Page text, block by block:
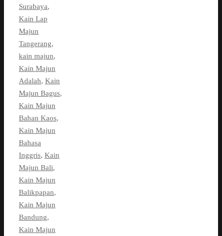
Surabaya,
Kain Lap
Majun
Tangerang,
kain majun,
Kain Majun
Adalah, Kain
Majun Bagus,
Kain Majun
Bahan Kaos,
Kain Majun
Bahasa
Inggris, Kain
Majun Bali,
Kain Majun
Balikpapan,
Kain Majun
Bandung,
Kain Majun